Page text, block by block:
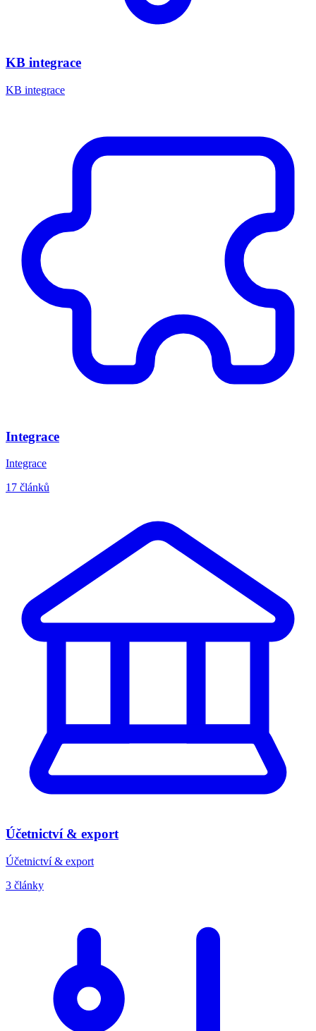
KB integrace
KB integrace
Integrace
Integrace
17 článků
Účetnictví & export
Účetnictví & export
3 články